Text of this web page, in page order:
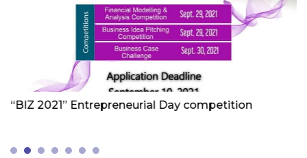
Friday 1st Of October 2021
“BIZ 2021” Entrepreneurial Day competition